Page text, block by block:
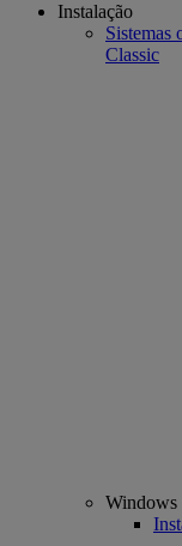
Instalação
Sistemas
Classic
Windows